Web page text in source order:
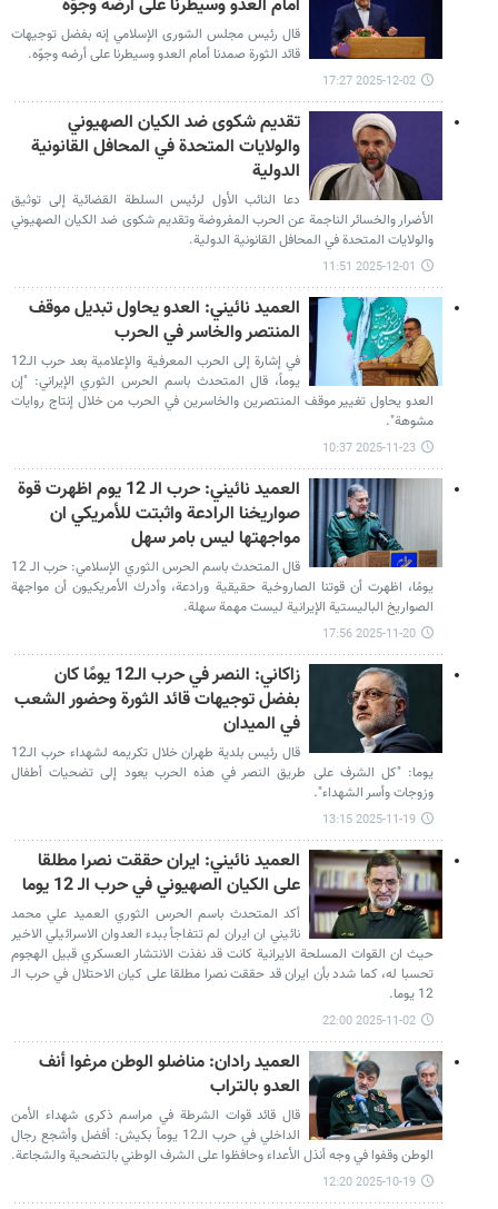
أمام العدو وسيطرنا على أرضه وجوّه
قال رئيس مجلس الشورى الإسلامي إنه بفضل توجيهات
قائد الثورة صمدنا أمام العدو وسيطرنا على أرضه وجوّه.
2025-12-02 17:27
تقديم شكوى ضد الكيان الصهيوني
والولايات المتحدة في المحافل القانونية
الدولية
دعا النائب الأول لرئيس السلطة القضائية إلى توثيق
الأضرار والخسائر الناجمة عن الحرب المفروضة وتقديم شكوى ضد الكيان الصهيوني
والولايات المتحدة في المحافل القانونية الدولية.
2025-12-01 11:51
العميد نائيني: العدو يحاول تبديل موقف
المنتصر والخاسر في الحرب
في إشارة إلى الحرب المعرفية والإعلامية بعد حرب الـ12
يوماً، قال المتحدث باسم الحرس الثوري الإيراني: "إن
العدو يحاول تغيير موقف المنتصرين والخاسرين في الحرب من خلال إنتاج روايات
مشوهة".
2025-11-23 10:37
العميد نائيني: حرب الـ 12 يوم اظهرت قوة
صواريخنا الرادعة واثبتت للأمريكي ان
مواجهتها ليس بامر سهل
قال المتحدث باسم الحرس الثوري الإسلامي: حرب الـ 12
يومًا، اظهرت أن قوتنا الصاروخية حقيقية ورادعة، وأدرك الأمريكيون أن مواجهة
الصواريخ الباليستية الإيرانية ليست مهمة سهلة.
2025-11-20 17:56
زاكاني: النصر في حرب الـ12 يومًا كان
بفضل توجيهات قائد الثورة وحضور الشعب
في الميدان
قال رئيس بلدية طهران خلال تكريمه لشهداء حرب الـ12
يوما: "كل الشرف على طريق النصر في هذه الحرب يعود إلى تضحيات أطفال
وزوجات وأسر الشهداء".
2025-11-19 13:15
العميد نائيني: ايران حققت نصرا مطلقا
على الكيان الصهيوني في حرب الـ 12 يوما
أكد المتحدث باسم الحرس الثوري العميد علي محمد
نائيني ان ايران لم تتفاجأ ببدء العدوان الاسرائيلي الاخير
حيث ان القوات المسلحة الايرانية كانت قد نفذت الانتشار العسكري قبيل الهجوم
تحسبا له، كما شدد بأن ايران قد حققت نصرا مطلقا على كيان الاحتلال في حرب الـ
12 يوما.
2025-11-02 22:00
العميد رادان: مناضلو الوطن مرغوا أنف
العدو بالتراب
قال قائد قوات الشرطة في مراسم ذكرى شهداء الأمن
الداخلي في حرب الـ12 يوماً بكيش: أفضل وأشجع رجال
الوطن وقفوا في وجه أنذل الأعداء وحافظوا على الشرف الوطني بالتضحية والشجاعة.
2025-10-19 12:20